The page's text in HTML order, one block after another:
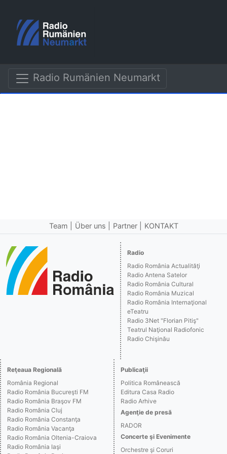
Radio Rumänien Neumarkt
Team Über uns Partner KONTAKT
Radio
Radio România Actualităţi
Radio Antena Satelor
Radio România Cultural
Radio România Muzical
Radio România Internaţional
eTeatru
Radio 3Net "Florian Pitiş"
Teatrul Naţional Radiofonic
Radio Chişinău
Reţeaua Regională
România Regional
Radio România Bucureşti FM
Radio România Braşov FM
Radio România Cluj
Radio România Constanţa
Radio România Vacanţa
Radio România Oltenia-Craiova
Radio România Iaşi
Publicaţii
Politica Românească
Editura Casa Radio
Radio Arhive
Agenţie de presă
RADOR
Concerte şi Evenimente
Orchestre şi Coruri